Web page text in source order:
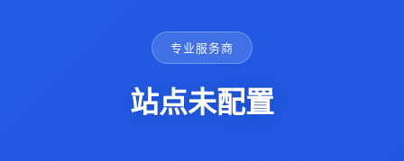
专业服务商
站点未配置